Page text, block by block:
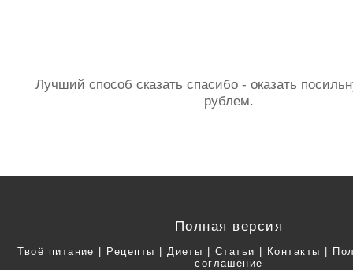
Лучший способ сказать спасибо - оказать
рублем.
Полная версия
Твоё питание | Рецепты | Диеты | Статьи | Контакты |
соглашение